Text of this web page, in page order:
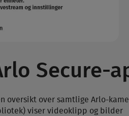
Secure-
oversikt over samtlige Arlo-
viser videoklipp og bilder